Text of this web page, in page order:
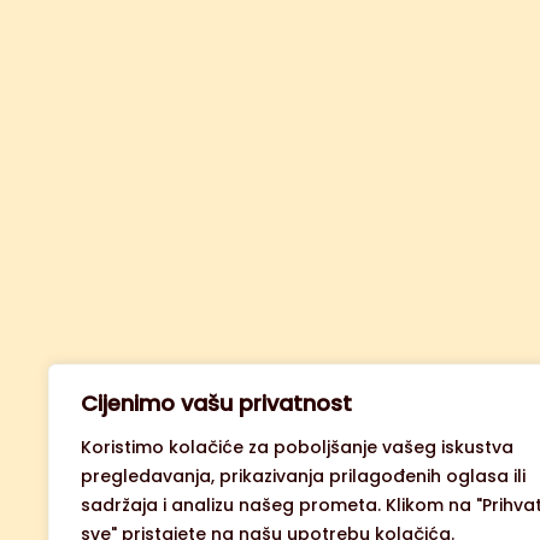
Cijenimo vašu privatnost
Koristimo kolačiće za poboljšanje vašeg iskustva
pregledavanja, prikazivanja prilagođenih oglasa ili
sadržaja i analizu našeg prometa. Klikom na
sve" pristajete na našu upotrebu kolačića.